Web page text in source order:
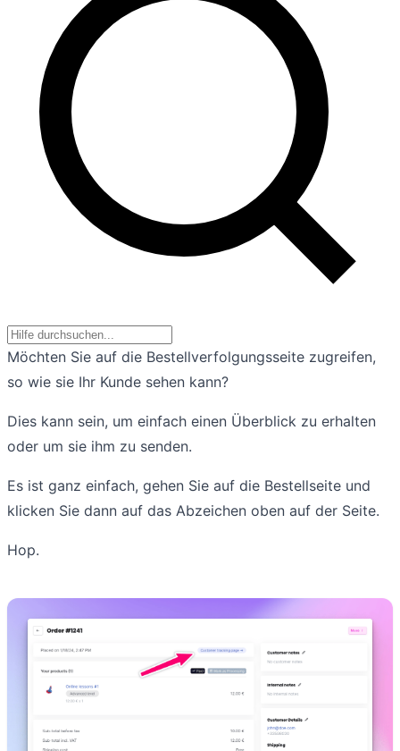
Möchten Sie auf die Bestellverfolgungsseite zugreifen,
so wie sie Ihr Kunde sehen kann?
Dies kann sein, um einfach einen Überblick zu erhalten
oder um sie ihm zu senden.
Es ist ganz einfach, gehen Sie auf die Bestellseite und
klicken Sie dann auf das Abzeichen oben auf der Seite.
Hop.